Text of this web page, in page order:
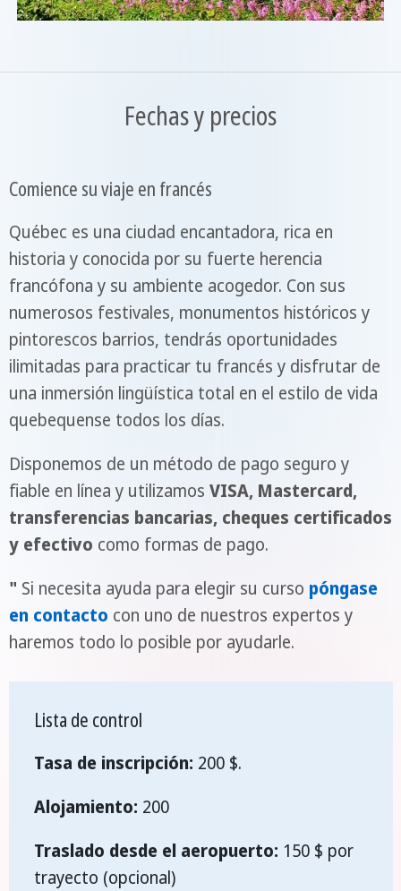
Fechas y precios
Comience su viaje en francés
Québec es una ciudad encantadora, rica en
historia y conocida por su fuerte herencia
francófona y su ambiente acogedor. Con sus
numerosos festivales, monumentos históricos y
pintorescos barrios, tendrás oportunidades
ilimitadas para practicar tu francés y disfrutar de
una inmersión lingüística total en el estilo de vida
quebequense todos los días.
Disponemos de un método de pago seguro y
fiable en línea y utilizamos VISA, Mastercard,
transferencias bancarias, cheques certificados
y efectivo como formas de pago.
" Si necesita ayuda para elegir su curso póngase
en contacto con uno de nuestros expertos y
haremos todo lo posible por ayudarle.
Lista de control
Tasa de inscripción: 200 $.
Alojamiento: 200
Traslado desde el aeropuerto: 150 $ por
trayecto (opcional)